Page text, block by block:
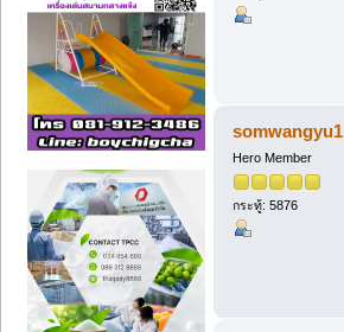
somwangyu1
Hero Member
กระทู้: 5876